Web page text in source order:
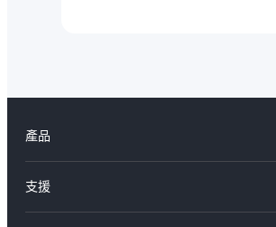
產品
X300
支援